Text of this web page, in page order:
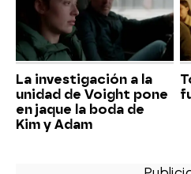
La investigación a la
unidad de Voight pone
en jaque la boda de
Kim y Adam